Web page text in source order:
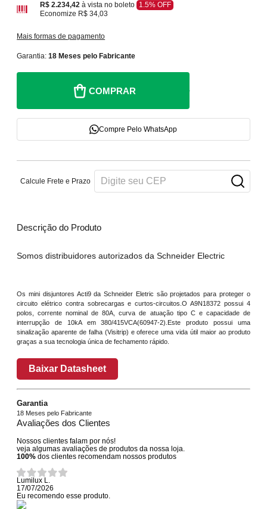
R$ 2.234,42à vista no boleto 1.5% OFF
Economize R$ 34,03
Mais formas de pagamento
Garantia:18 Meses pelo Fabricante
COMPRAR
Compre Pelo WhatsApp
Calcule Frete e Prazo
Descrição do Produto
Somos distribuidores autorizados da Schneider Electric
Os mini disjuntores Acti9 da Schneider Eletric são projetados para proteger o
circuito elétrico contra sobrecargas e curtos-circuitos.O A9N18372 possui 4
polos, corrente nominal de 80A, curva de atuação tipo C e capacidade de
interrupção de 10kA em 380/415VCA(60947-2).Este produto possui uma
sinalização aparente de falha (Visitrip) e oferece uma vida útil maior ao produto
graças a sua tecnologia única de fechamento rápido.
Baixar Datasheet
Garantia
18 Meses pelo Fabricante
Avaliações dos Clientes
Nossos clientes falam por nós!
veja algumas avaliações de produtos da nossa loja.
100% dos clientes recomendam nossos produtos
Lumilux L.
17/07/2026
Eu recomendo esse produto.